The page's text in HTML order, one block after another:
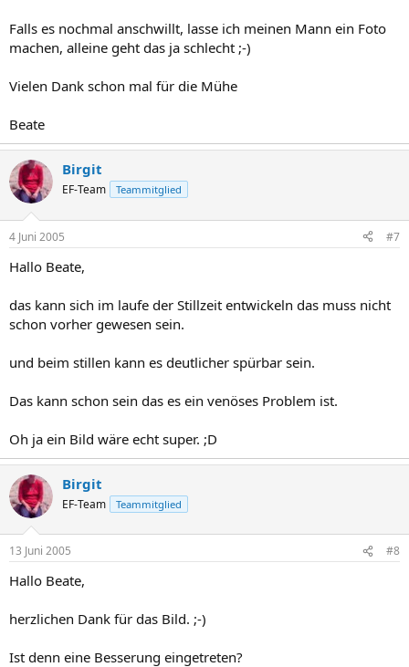
Falls es nochmal anschwillt, lasse ich meinen Mann ein Foto
machen, alleine geht das ja schlecht ;-)
Vielen Dank schon mal für die Mühe
Beate
Birgit
EF-Team Teammitglied
4 Juni 2005 #7
Hallo Beate,
das kann sich im laufe der Stillzeit entwickeln das muss nicht
schon vorher gewesen sein.
und beim stillen kann es deutlicher spürbar sein.
Das kann schon sein das es ein venöses Problem ist.
Oh ja ein Bild wäre echt super. ;D
Birgit
EF-Team Teammitglied
13 Juni 2005 #8
Hallo Beate,
herzlichen Dank für das Bild. ;-)
Ist denn eine Besserung eingetreten?